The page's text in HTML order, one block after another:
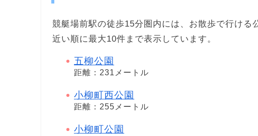
競艇場前駅の徒歩15分圏内には、お散歩で行ける
近い順に最大10件まで表示しています。
五柳公園
距離：231メートル
小柳町西公園
距離：255メートル
小柳町公園